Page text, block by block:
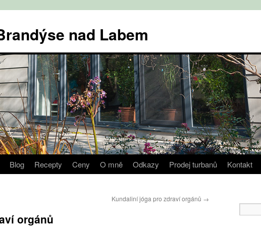
nad Labem
Blog Recepty Ceny O mně Odkazy Prodej turbanů Kontakt
Kundaliní jóga pro zdraví orgánů →
orgánů